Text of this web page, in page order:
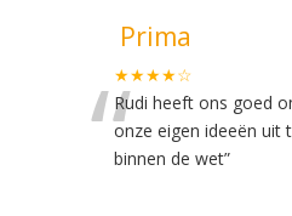
Prima
★★★★☆
“Rudi heeft ons goed
onze eigen ideeën uit
binnen de wet”